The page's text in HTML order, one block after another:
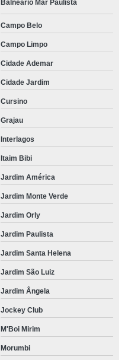
Balneário Mar Paulista
Campo Belo
Campo Limpo
Cidade Ademar
Cidade Jardim
Cursino
Grajau
Interlagos
Itaim Bibi
Jardim América
Jardim Monte Verde
Jardim Orly
Jardim Paulista
Jardim Santa Helena
Jardim São Luiz
Jardim Ângela
Jockey Club
M'Boi Mirim
Morumbi